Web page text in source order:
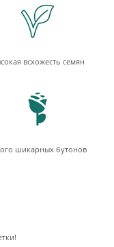
всхожесть семян
шикарных бутонов